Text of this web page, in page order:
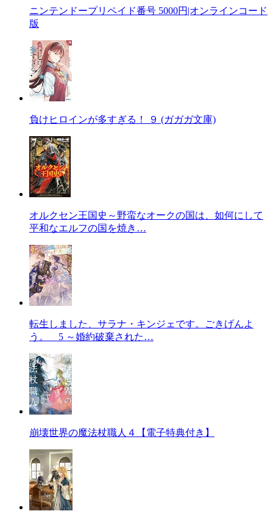
ニンテンドープリペイド番号 5000円|オンラインコード
版
負けヒロインが多すぎる！ ９ (ガガガ文庫)
オルクセン王国史～野蛮なオークの国は、如何にして
平和なエルフの国を焼き…
転生しました、サラナ・キンジェです。ごきげんよ
う。 5 ～婚約破棄された…
崩壊世界の魔法杖職人４【電子特典付き】